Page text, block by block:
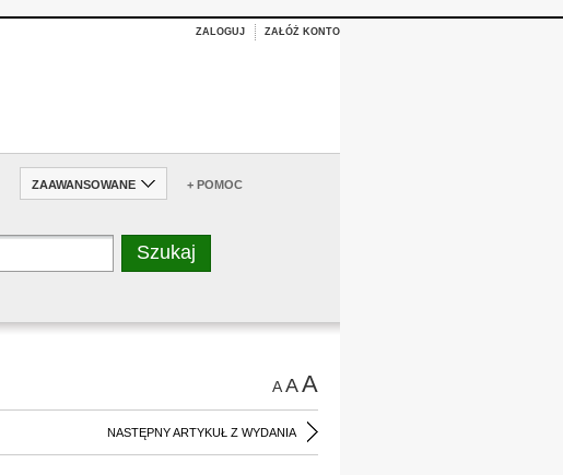
ZALOGUJ ZAŁÓŻ KONTO
ZAAWANSOWANE + POMOC
AAA
NASTĘPNY ARTYKUŁ Z WYDANIA